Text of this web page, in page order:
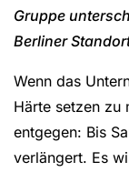
Gruppe
Berliner
Wenn das
Härte setzen zu
entgegen: Bis
verlängert. Es